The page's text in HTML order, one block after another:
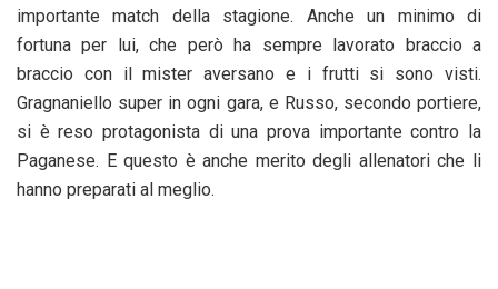
importante match della stagione. Anche un minimo di
fortuna per lui, che però ha sempre lavorato braccio a
braccio con il mister aversano e i frutti si sono visti.
Gragnaniello super in ogni gara, e Russo, secondo portiere,
si è reso protagonista di una prova importante contro la
Paganese. E questo è anche merito degli allenatori che li
hanno preparati al meglio.